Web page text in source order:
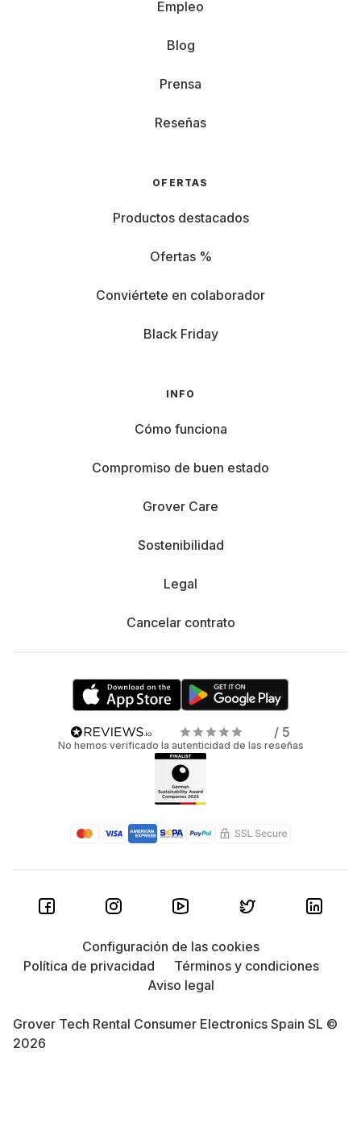
Empleo
Blog
Prensa
Reseñas
OFERTAS
Productos destacados
Ofertas %
Conviértete en colaborador
Black Friday
INFO
Cómo funciona
Compromiso de buen estado
Grover Care
Sostenibilidad
Legal
Cancelar contrato
/ 5
No hemos verificado la autenticidad de las reseñas
Grover Tech Rental Consumer Electronics Spain SL ©
2026
Configuración de las cookies
Política de privacidad
Términos y condiciones
Aviso legal